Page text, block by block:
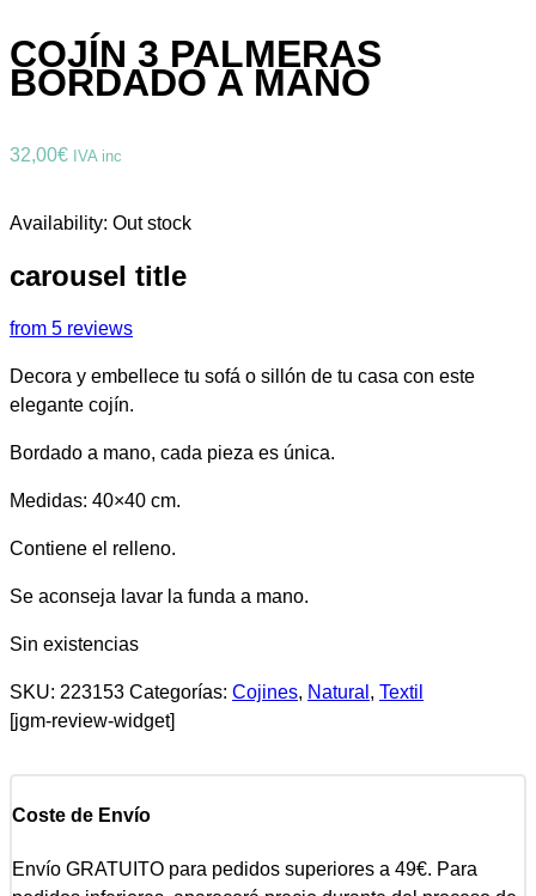
COJÍN 3 PALMERAS
BORDADO A MANO
32,00€ IVA inc
Availability: Out stock
carousel title
from 5 reviews
Decora y embellece tu sofá o sillón de tu casa con este
elegante cojín.
Bordado a mano, cada pieza es única.
Medidas: 40×40 cm.
Contiene el relleno.
Se aconseja lavar la funda a mano.
Sin existencias
SKU: 223153 Categorías: Cojines, Natural , Textil
[jgm-review-widget]
Coste de Envío
Envío GRATUITO para pedidos superiores a 49€. Para